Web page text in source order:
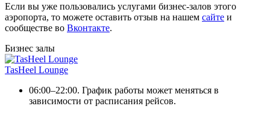
Если вы уже пользовались услугами бизнес-залов этого
аэропорта, то можете оставить отзыв на нашем сайте и
сообществе во Вконтакте.
Бизнес залы
TasHeel Lounge
06:00–22:00. График работы может меняться в
зависимости от расписания рейсов.